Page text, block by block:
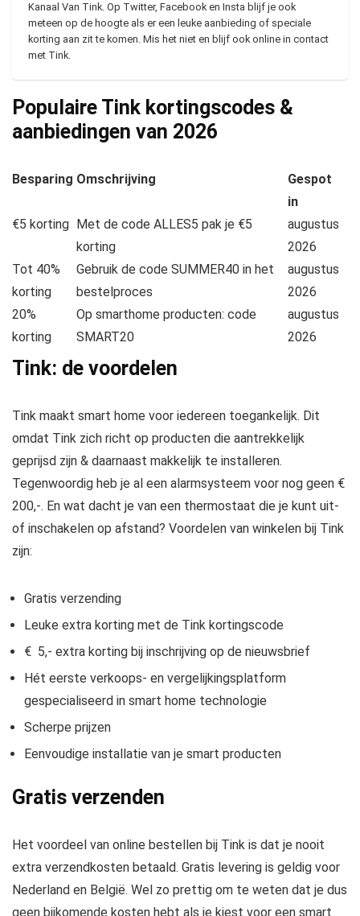
Kanaal Van Tink. Op Twitter, Facebook en Insta blijf je ook
meteen op de hoogte als er een leuke aanbieding of speciale
korting aan zit te komen. Mis het niet en blijf ook online in contact
met Tink.
Populaire Tink kortingscodes &
aanbiedingen van 2026
Besparing Omschrijving
Gespot
in
€5 korting Met de code ALLES5 pak je €5
korting
augustus
2026
Tot 40%
korting
Gebruik de code SUMMER40 in het
bestelproces
augustus
2026
20%
korting
Op smarthome producten: code
SMART20
augustus
2026
Tink: de voordelen
Tink maakt smart home voor iedereen toegankelijk. Dit
omdat Tink zich richt op producten die aantrekkelijk
geprijsd zijn & daarnaast makkelijk te installeren.
Tegenwoordig heb je al een alarmsysteem voor nog geen €
200,-. En wat dacht je van een thermostaat die je kunt uit-
of inschakelen op afstand? Voordelen van winkelen bij Tink
zijn:
Gratis verzending
Leuke extra korting met de Tink kortingscode
€ 5,- extra korting bij inschrijving op de nieuwsbrief
Hét eerste verkoops- en vergelijkingsplatform
gespecialiseerd in smart home technologie
Scherpe prijzen
Eenvoudige installatie van je smart producten
Gratis verzenden
Het voordeel van online bestellen bij Tink is dat je nooit
extra verzendkosten betaald. Gratis levering is geldig voor
Nederland en België. Wel zo prettig om te weten dat je dus
geen bijkomende kosten hebt als je kiest voor een smart